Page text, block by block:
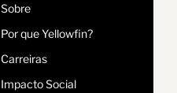
Sobre
Por que Yellowfin?
Carreiras
Impacto Social